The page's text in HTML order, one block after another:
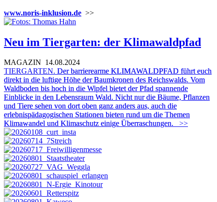
www.noris-inklusion.de >>
Neu im Tiergarten: der Klimawaldpfad
MAGAZIN 14.08.2024
TIERGARTEN. Der barrierearme KLIMAWALDPFAD führt euch
direkt in die luftige Höhe der Baumkronen des Reichswalds. Vom
Waldboden bis hoch in die Wipfel bietet der Pfad spannende
Einblicke in den Lebensraum Wald. Nicht nur die Bäume, Pflanzen
und Tiere sehen von dort oben ganz anders aus, auch die
erlebnispädagogischen Stationen bieten rund um die Themen
Klimawandel und Klimaschutz einige Überraschungen.
>>